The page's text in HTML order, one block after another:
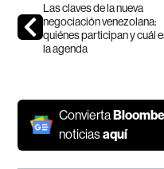
Las claves de la nueva
negociación venezolana:
quiénes participan y cuál
la agenda
Convierta
noticiasaquí